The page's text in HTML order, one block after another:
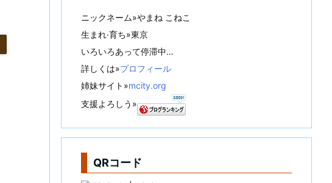
ニックネーム»やまね こねこ
生まれ·育ち»東京
いろいろあって停滞中…
詳しくは»プロフィール
姉妹サイト»mcity.org
支援よろしう»
QRコード